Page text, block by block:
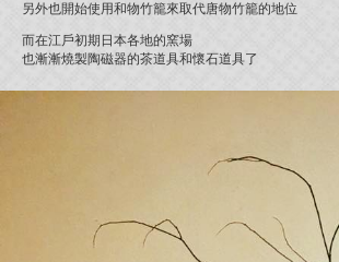
另外也開始使用和物竹籠來取代唐物竹籠的地位
而在江戶初期日本各地的窯場
也漸漸燒製陶磁器的茶道具和懷石道具了